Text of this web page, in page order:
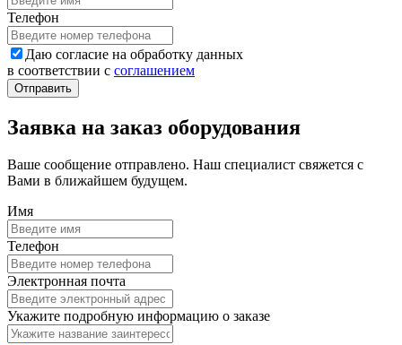
Телефон
Даю согласие на обработку данных
в соответствии с соглашением
Заявка на заказ оборудования
Ваше сообщение отправлено. Наш специалист свяжется с
Вами в ближайшем будущем.
Имя
Телефон
Электронная почта
Укажите подробную информацию о заказе